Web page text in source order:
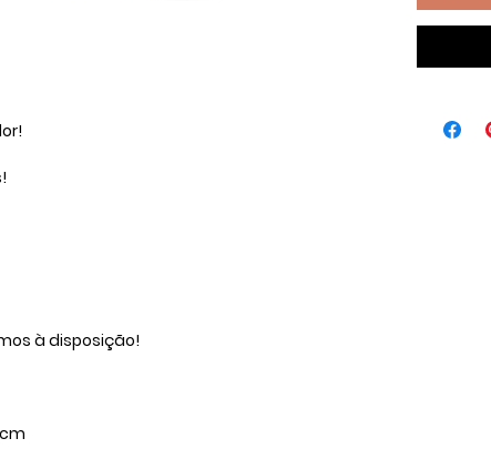
à disposição!